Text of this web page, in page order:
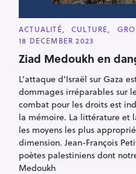
C
T
G
R
I
E
ACTUALITÉ CULTURE
18 DECEMBER 2023
Ziad Medoukh en
L’attaque d’Israël sur Gaza
dommages irréparables sur
combat pour les droits est
la mémoire. La littérature et
les moyens les plus
dimension. Jean-François
poètes palestiniens dont
Medoukh